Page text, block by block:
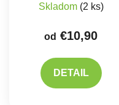
Skladom (2 ks)
od €10,90
DETAIL